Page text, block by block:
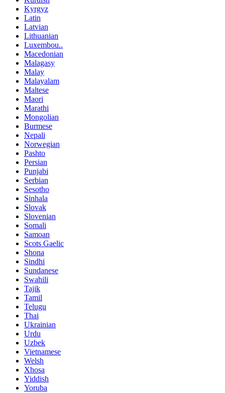
Kyrgyz
Latin
Latvian
Lithuanian
Luxembou..
Macedonian
Malagasy
Malay
Malayalam
Maltese
Maori
Marathi
Mongolian
Burmese
Nepali
Norwegian
Pashto
Persian
Punjabi
Serbian
Sesotho
Sinhala
Slovak
Slovenian
Somali
Samoan
Scots Gaelic
Shona
Sindhi
Sundanese
Swahili
Tajik
Tamil
Telugu
Thai
Ukrainian
Urdu
Uzbek
Vietnamese
Welsh
Xhosa
Yiddish
Yoruba